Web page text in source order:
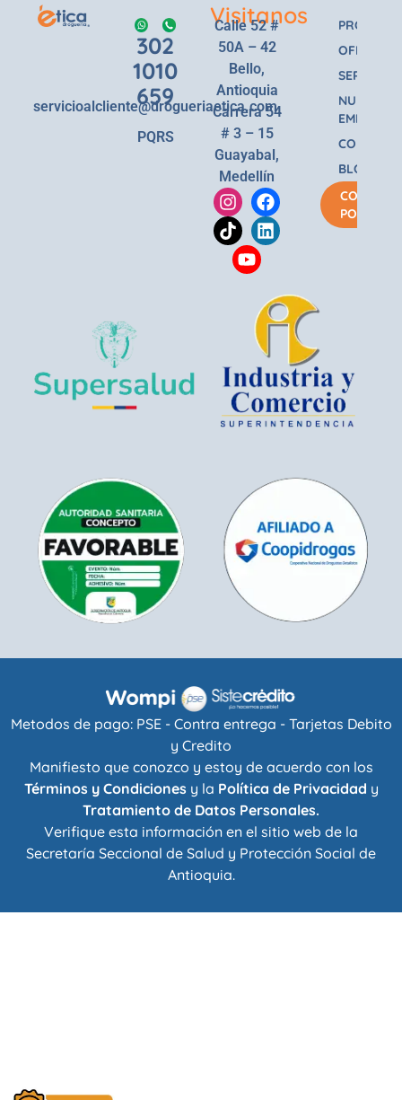
302
1010
659
servicioalcliente@drogueriaetica.com
PQRS
Visitanos
Calle 52 #
50A – 42
Bello,
Antioquia
Carrera 54
# 3 – 15
Guayabal,
Medellín
OFERTAS
SERVICIOS
NUESTRA
EMPRESA
BLOG
COMPRA
POR
Metodos de pago: PSE - Contra entrega - Tarjetas Debito
y Credito
Manifiesto que conozco y estoy de acuerdo con los
Términos y Condicionesy la Política de Privacidad y
Tratamiento de Datos Personales.
Verifique esta información en el sitio web de la
Secretaría Seccional de Salud y Protección Social de
Antioquia.